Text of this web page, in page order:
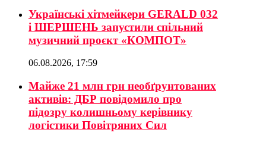
Українські хітмейкери GERALD 032
і ШЕРШЕНЬ запустили спільний
музичний проєкт «КОМПОТ»
06.08.2026, 17:59
Майже 21 млн грн необґрунтованих
активів: ДБР повідомило про
підозру колишньому керівнику
логістики Повітряних Сил